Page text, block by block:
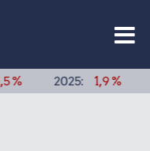
2025: 1,9 % 2024: